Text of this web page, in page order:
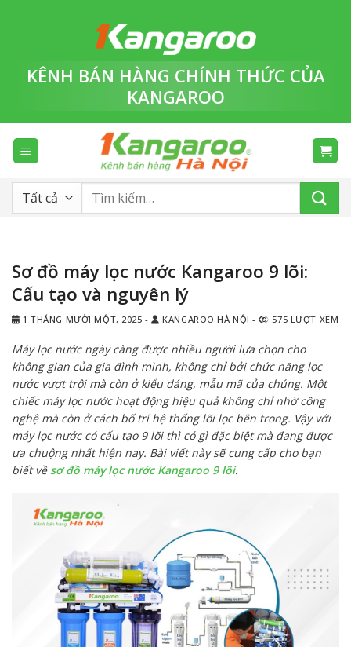
dungKÊNH BÁN HÀNG CHÍNH THỨC CỦA
KANGAROO
Tìm
Sơ đồ máy lọc nước Kangaroo 9 lõi:
Cấu tạo và nguyên lý
1 THÁNG MƯỜI MỘT, 2025 - KANGAROO HÀ NỘI - 575 LƯỢT XEM
Máy lọc nước ngày càng được nhiều người lựa chọn cho
không gian của gia đình mình, không chỉ bởi chức năng lọc
nước vượt trội mà còn ở kiểu dáng, mẫu mã của chúng. Một
chiếc máy lọc nước hoạt động hiệu quả không chỉ nhờ công
nghệ mà còn ở cách bố trí hệ thống lõi lọc bên trong. Vậy với
máy lọc nước có cấu tạo 9 lõi thì có gì đặc biệt mà đang được
ưa chuộng nhất hiện nay. Bài viết này sẽ cung cấp cho bạn
biết về sơ đồ máy lọc nước Kangaroo 9 lõi.